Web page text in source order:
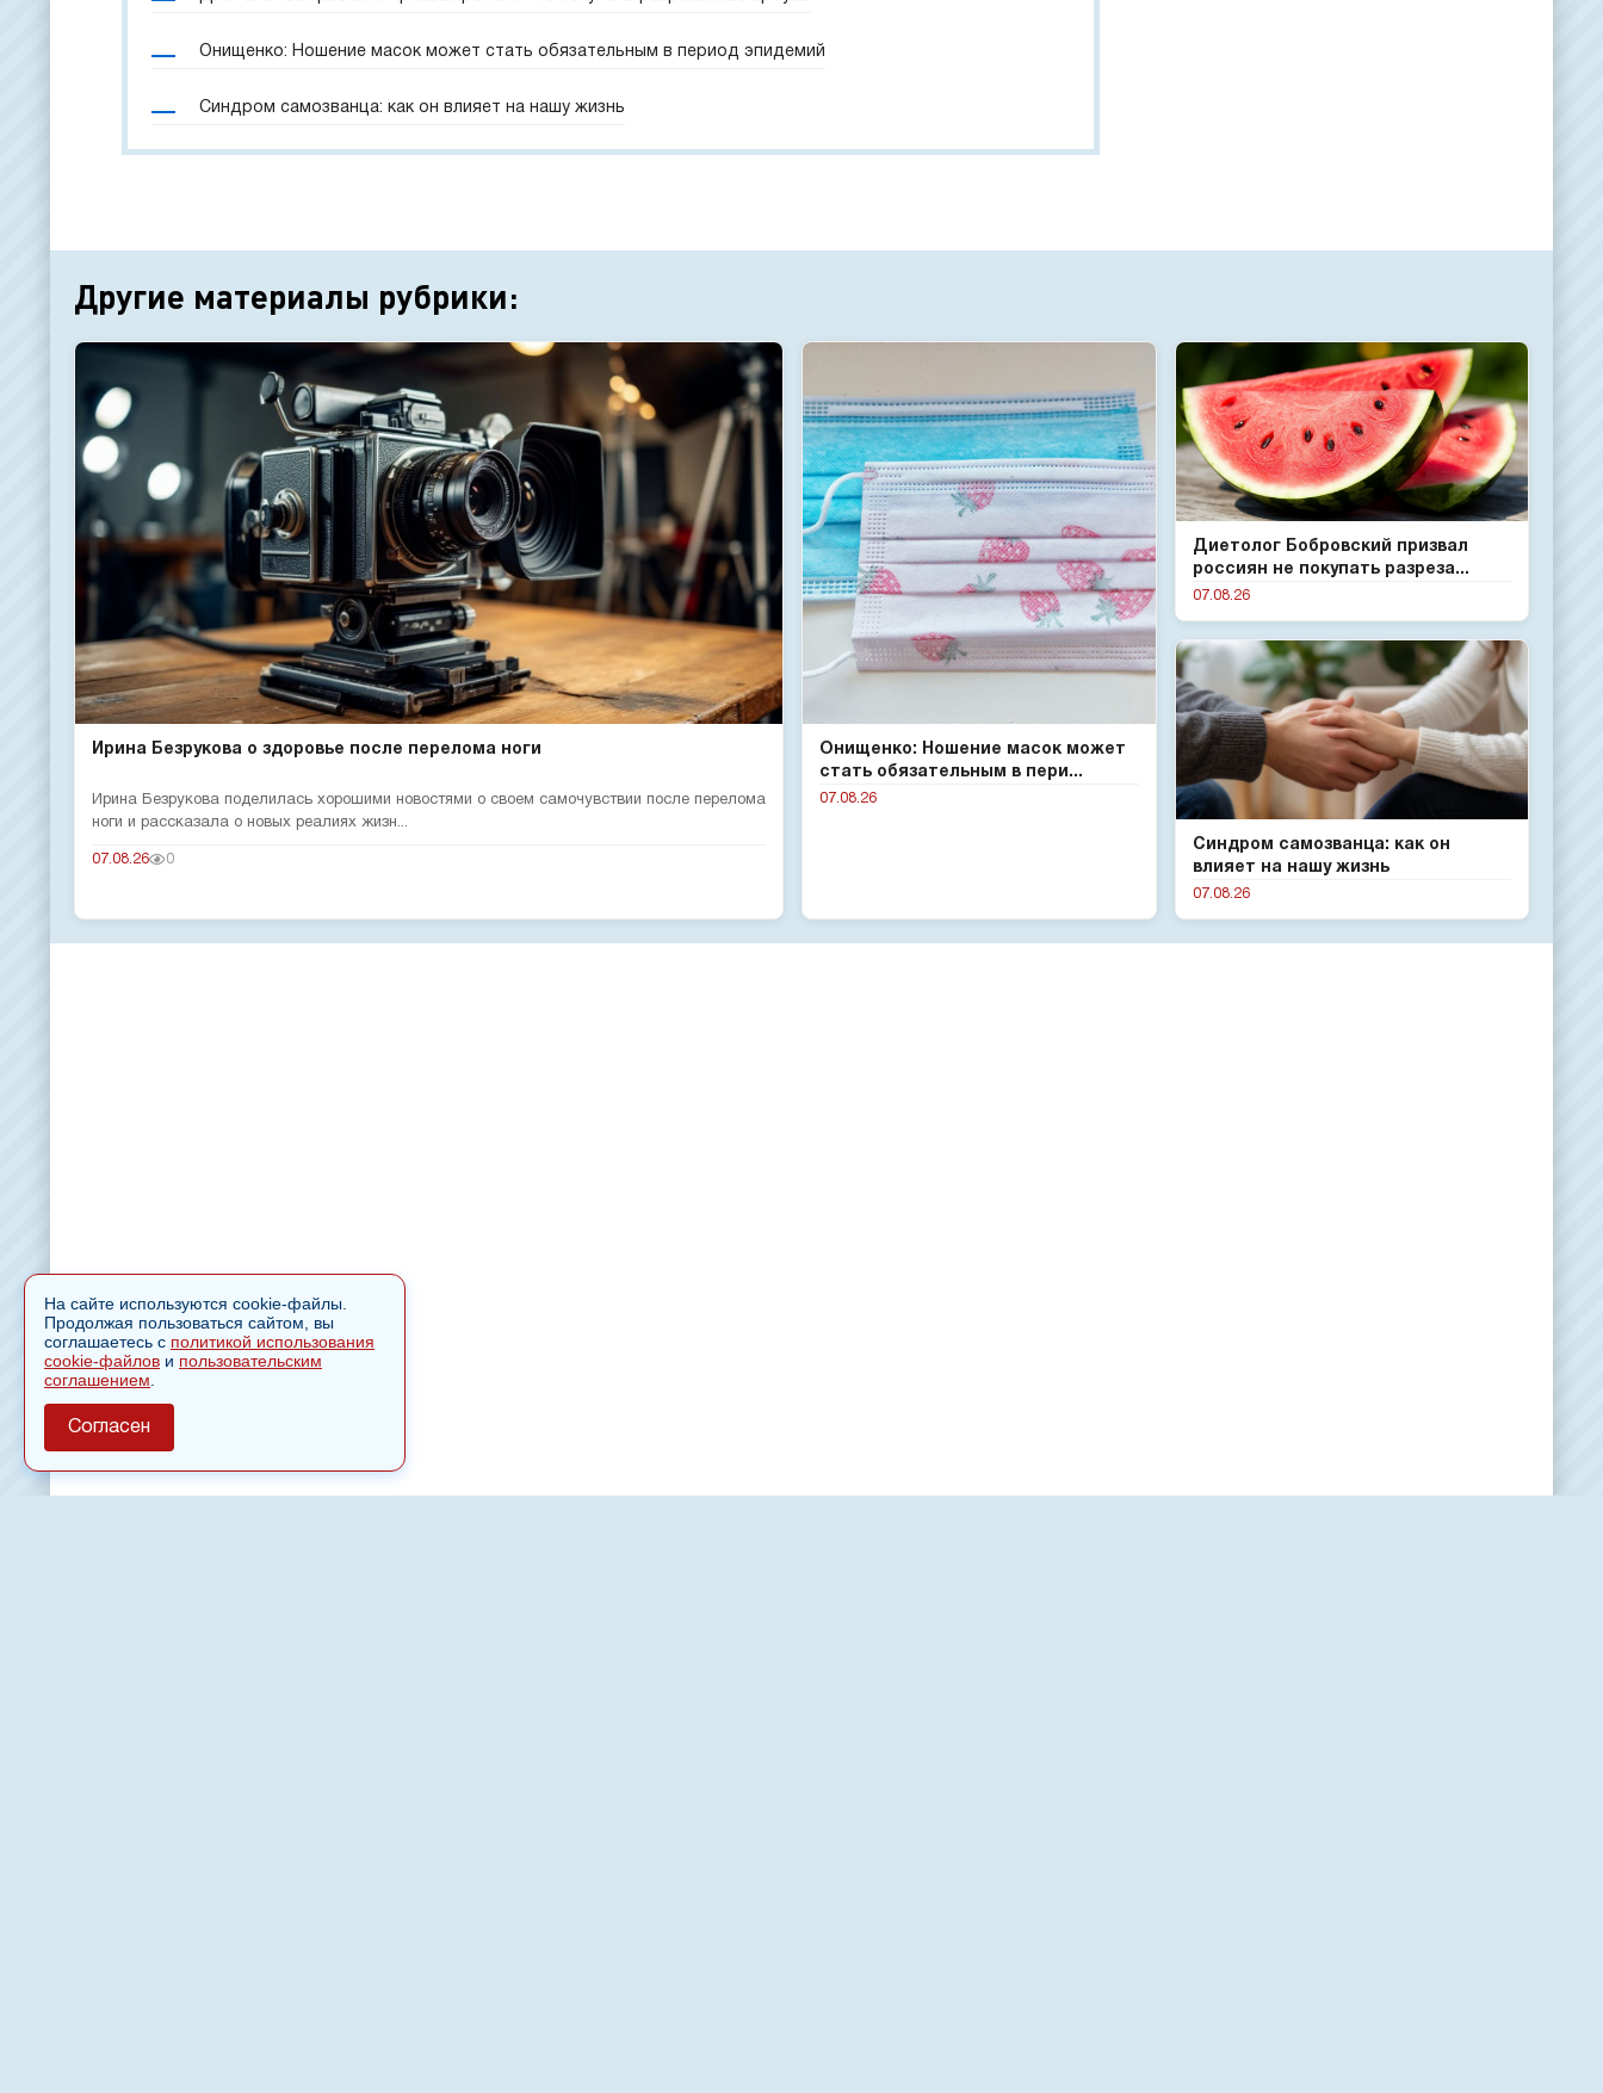
Онищенко: Ношение масок может стать обязательным в период эпидемий
Синдром самозванца: как он влияет на нашу жизнь
Другие материалы рубрики:
Ирина Безрукова о здоровье после перелома ноги
Ирина Безрукова поделилась хорошими новостями о своем самочувствии после перелома
ноги и рассказала о новых реалиях жизн...
07.08.26 0
Диетолог Бобровский призвал
россиян не покупать разреза...
07.08.26
Онищенко: Ношение масок может
стать обязательным в пери...
07.08.26
Синдром самозванца: как он
влияет на нашу жизнь
07.08.26
На сайте используются cookie-файлы.
Продолжая пользоваться сайтом, вы
соглашаетесь с политикой использования
cookie-файлов и пользовательским
соглашением
Согласен